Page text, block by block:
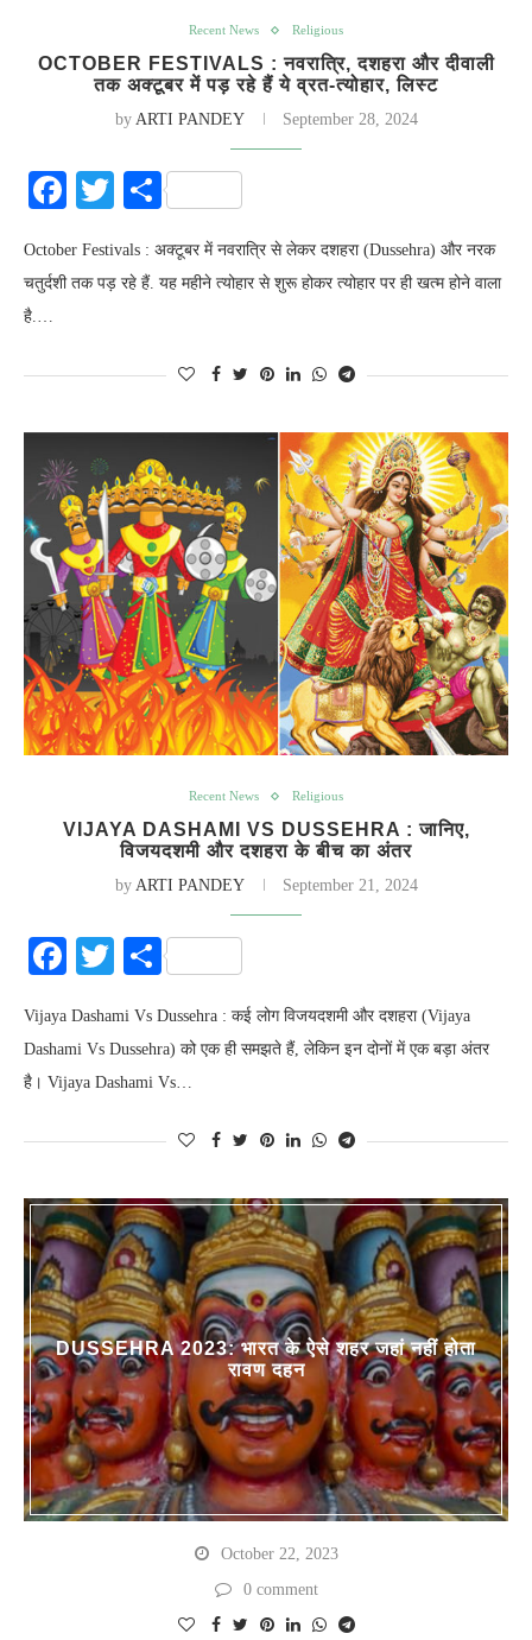
Recent News Religious
OCTOBER FESTIVALS : नवरात्रि, दशहरा और दीवाली
तक अक्टूबर में पड़ रहे हैं ये व्रत-त्योहार, लिस्ट
by ARTI PANDEY September 28, 2024
Facebook
Twitter
Share
October Festivals : अक्टूबर में नवरात्रि से लेकर दशहरा (Dussehra) और नरक
चतुर्दशी तक पड़ रहे हैं. यह महीने त्योहार से शुरू होकर त्योहार पर ही खत्म होने वाला
है.…
Recent News Religious
VIJAYA DASHAMI VS DUSSEHRA : जानिए,
विजयदशमी और दशहरा के बीच का अंतर
by ARTI PANDEY September 21, 2024
Facebook
Twitter
Share
Vijaya Dashami Vs Dussehra : कई लोग विजयदशमी और दशहरा (Vijaya
Dashami Vs Dussehra) को एक ही समझते हैं, लेकिन इन दोनों में एक बड़ा अंतर
है। Vijaya Dashami Vs…
DUSSEHRA 2023: भारत के ऐसे शहर जहां नहीं होता
रावण दहन
October 22, 2023
0 comment